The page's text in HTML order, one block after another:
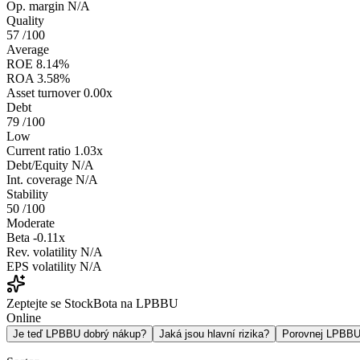
Op. margin N/A
Quality
57 /100
Average
ROE 8.14%
ROA 3.58%
Asset turnover 0.00x
Debt
79 /100
Low
Current ratio 1.03x
Debt/Equity N/A
Int. coverage N/A
Stability
50 /100
Moderate
Beta -0.11x
Rev. volatility N/A
EPS volatility N/A
Zeptejte se StockBota na LPBBU
Online
Je teď LPBBU dobrý nákup? Jaká jsou hlavní rizika? Porovnej